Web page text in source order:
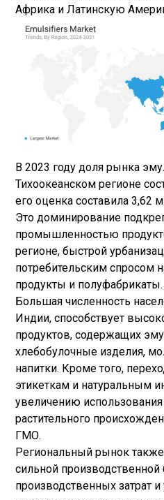
Африка и Латинскую
В 2023 году доля рынка
Тихоокеанском регионе
его оценка составила 3,62
Это доминирование
промышленностью
регионе, быстрой
потребительским спросом
продукты и полуфабрикаты.
Большая численность
Индии, способствует
продуктов, содержащих
хлебобулочные изделия,
напитки. Кроме того,
этикеткам и натуральным
увеличению
растительного
ГМО.
Региональный рынок
сильной производственной
производственных затрат